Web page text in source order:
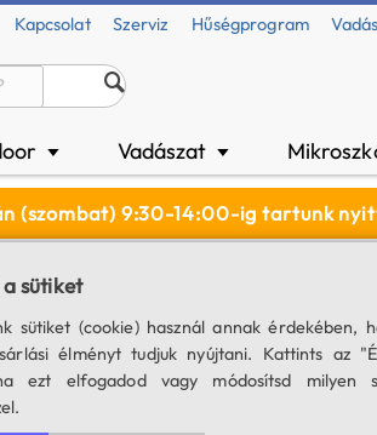
Kapcsolat Szerviz Hűségprogram
▼ Vadászat ▼
(szombat) 9:30-14:00-ig tartunk
Baader
SKU: 00085
4.7 27
A
sütiket
sütiket (cookie) használ annak érdekében,
élményt tudjuk nyújtani. Kattints az
ezt elfogadod vagy módosítsd milyen